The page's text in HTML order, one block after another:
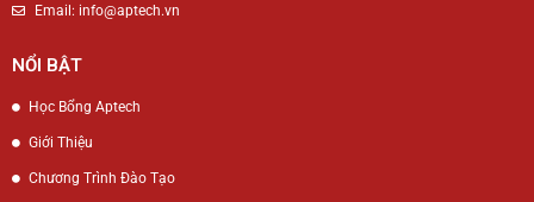
Email: info@aptech.vn
NỔI BẬT
Học Bổng Aptech
Giới Thiệu
Chương Trình Đào Tạo